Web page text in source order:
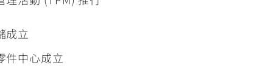
成立
件中心成立